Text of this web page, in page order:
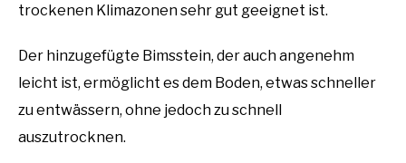
trockenen Klimazonen sehr gut geeignet ist.
Der hinzugefügte Bimsstein, der auch angenehm
leicht ist, ermöglicht es dem Boden, etwas schneller
zu entwässern, ohne jedoch zu schnell
auszutrocknen.